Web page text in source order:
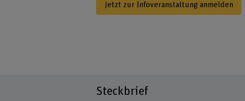
Jetzt zur Infoveranstaltung anmelden
Steckbrief